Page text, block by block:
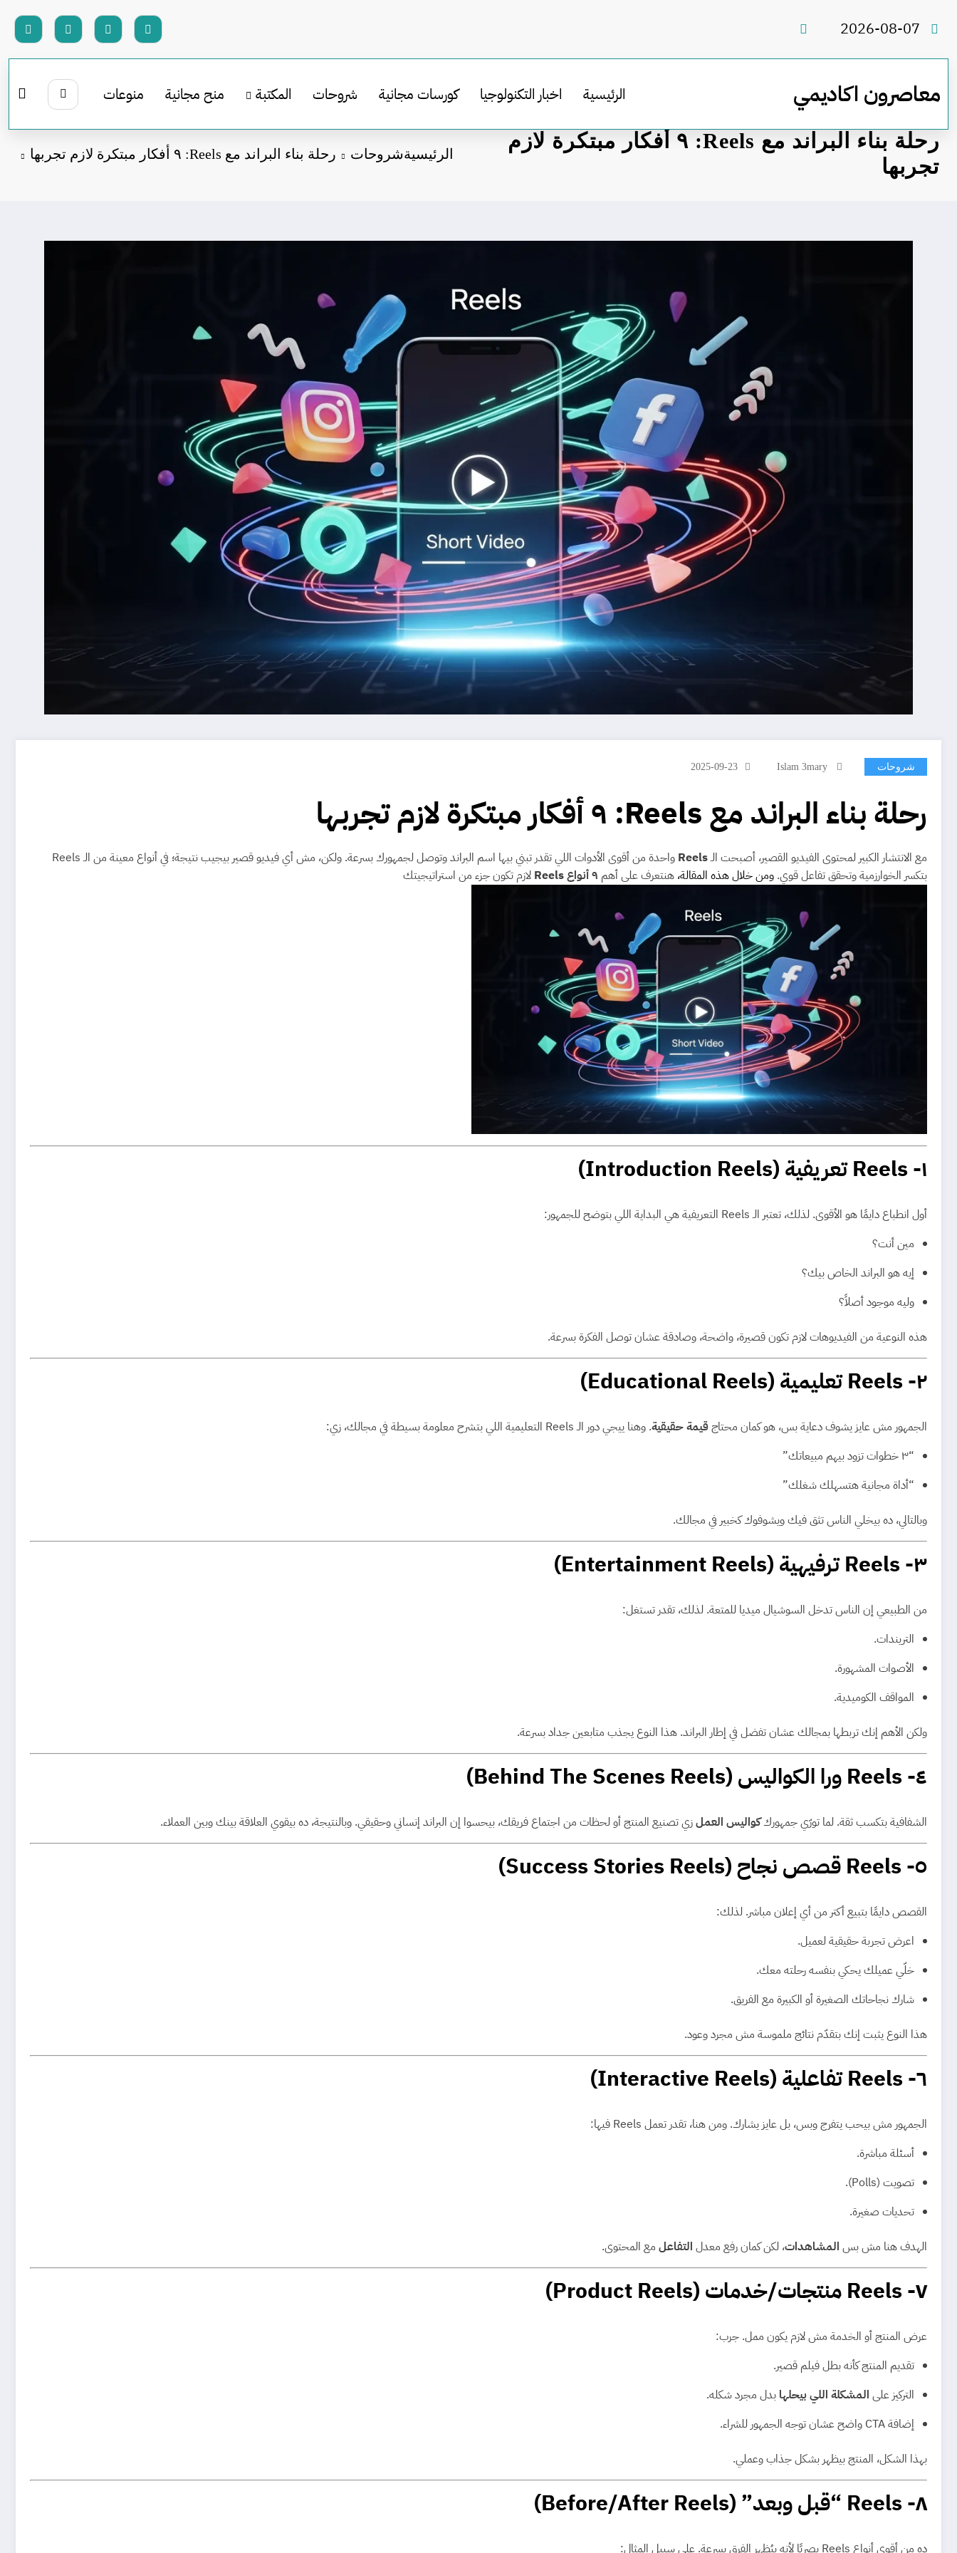
2026-08-07
معاصرون اكاديمي الرئيسية اخبار التكنولوجيا كورسات مجانية شروحات المكتبة منح مجانية منوعات
رحلة بناء البراند مع Reels: ٩ أفكار مبتكرة لازم
تجربها
الرئيسيةشروحات رحلة بناء البراند مع Reels: ٩ أفكار مبتكرة لازم تجربها
شروحات Islam 3mary
2025-09-23
رحلة بناء البراند مع Reels: ٩ أفكار مبتكرة لازم تجربها
مع الانتشار الكبير لمحتوى الفيديو القصير، أصبحت الـReels
واحدة من أقوى الأدوات اللي تقدر تبني بيها اسم البراند وتوصل لجمهورك بسرعة. ولكن، مش أي فيديو قصير بيجيب نتيجة؛ في أنواع معينة من الـ Reels
بتكسر الخوارزمية وتحقق تفاعل قوي. ومن خلال هذه المقالة، هنتعرف على أهم ٩ أنواع Reels لازم تكون جزء من استراتيجيتك
١- Reels تعريفية (Introduction Reels)
أول انطباع دايمًا هو الأقوى. لذلك، تعتبر الـ Reels التعريفية هي البداية اللي بتوضح للجمهور:
مين أنت؟
إيه هو البراند الخاص بيك؟
وليه موجود أصلاً؟
هذه النوعية من الفيديوهات لازم تكون قصيرة، واضحة، وصادقة عشان توصل الفكرة بسرعة.
٢- Reels تعليمية (Educational Reels)
الجمهور مش عايز يشوف دعاية بس، هو كمان محتاجقيمة حقيقية. وهنا ييجي دور الـ Reels التعليمية اللي بتشرح معلومة بسيطة في مجالك، زي:
“٣ خطوات تزود بيهم مبيعاتك”
“أداة مجانية هتسهلك شغلك”
وبالتالي، ده بيخلي الناس تثق فيك ويشوفوك كخبير في مجالك.
٣- Reels ترفيهية (Entertainment Reels)
من الطبيعي إن الناس تدخل السوشيال ميديا للمتعة. لذلك، تقدر تستغل:
التريندات.
الأصوات المشهورة.
المواقف الكوميدية.
ولكن الأهم إنك تربطها بمجالك عشان تفضل في إطار البراند. هذا النوع يجذب متابعين جداد بسرعة.
٤- Reels ورا الكواليس (Behind The Scenes Reels)
الشفافية بتكسب ثقة. لما تورّي جمهورككواليس العملزي تصنيع المنتج أو لحظات من اجتماع فريقك، بيحسوا إن البراند إنساني وحقيقي. وبالنتيجة، ده بيقوي العلاقة بينك وبين العملاء.
٥- Reels قصص نجاح (Success Stories Reels)
القصص دايمًا بتبيع أكتر من أي إعلان مباشر. لذلك:
اعرض تجربة حقيقية لعميل.
خلّي عميلك يحكي بنفسه رحلته معك.
شارك نجاحاتك الصغيرة أو الكبيرة مع الفريق.
هذا النوع يثبت إنك بتقدّم نتائج ملموسة مش مجرد وعود.
٦- Reels تفاعلية (Interactive Reels)
الجمهور مش بيحب يتفرج وبس، بل عايز يشارك. ومن هنا، تقدر تعمل Reels فيها:
أسئلة مباشرة.
تصويت (Polls).
تحديات صغيرة.
الهدف هنا مش بس المشاهدات، لكن كمان رفع معدل التفاعل مع المحتوى.
٧- Reels منتجات/خدمات (Product Reels)
عرض المنتج أو الخدمة مش لازم يكون ممل. جرب:
تقديم المنتج كأنه بطل فيلم قصير.
التركيز على المشكلة اللي بيحلها بدل مجرد شكله.
إضافة CTA واضح عشان توجه الجمهور للشراء.
بهذا الشكل، المنتج بيظهر بشكل جذاب وعملي.
٨- Reels “قبل وبعد” (Before/After Reels)
ده من أقوى أنواع Reels بصريًا لأنه بيُظهر الفرق بسرعة. على سبيل المثال: